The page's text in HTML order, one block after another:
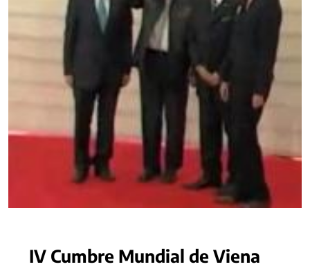
IV Cumbre Mundial de Viena